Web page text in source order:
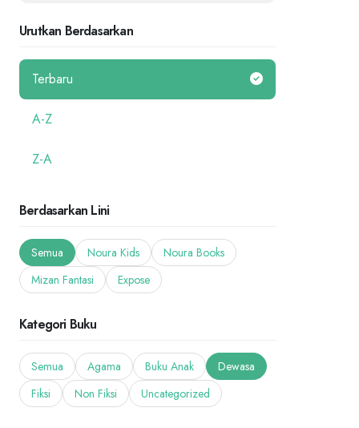
Urutkan Berdasarkan
Terbaru
A-Z
Z-A
Berdasarkan Lini
Semua Noura Kids
Noura Books
Mizan Fantasi
Expose
Kategori Buku
Semua Agama Buku Anak
Dewasa
Fiksi
Non Fiksi Uncategorized